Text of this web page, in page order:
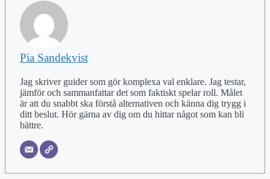
Pia Sandekvist
Jag skriver guider som gör komplexa val enklare. Jag testar,
jämför och sammanfattar det som faktiskt spelar roll. Målet
är att du snabbt ska förstå alternativen och känna dig trygg i
ditt beslut. Hör gärna av dig om du hittar något som kan bli
bättre.